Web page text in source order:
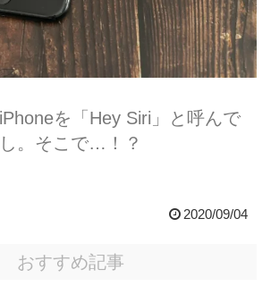
を「Hey Siri」と呼んで
。そこで…！？
2020/09/04
おすすめ記事